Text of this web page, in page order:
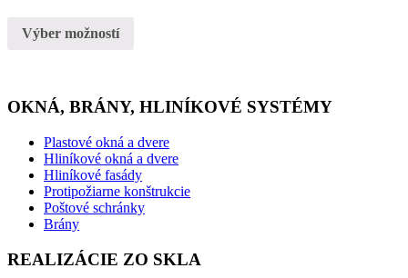
Výber možností
OKNÁ, BRÁNY, HLINÍKOVÉ SYSTÉMY
Plastové okná a dvere
Hliníkové okná a dvere
Hliníkové fasády
Protipožiarne konštrukcie
Poštové schránky
Brány
REALIZÁCIE ZO SKLA